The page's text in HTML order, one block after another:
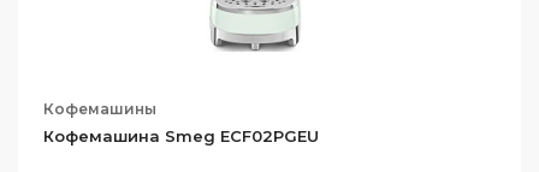
Кофемашины
Кофемашина Smeg ECF02PGEU